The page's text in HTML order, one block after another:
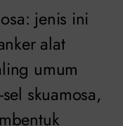
jenis ini
alat
umum
skuamosa,